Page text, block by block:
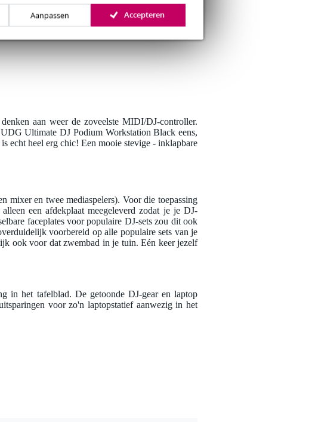
Aanpassen Accepteren
aan weer de zoveelste MIDI/DJ-controller.
Ultimate DJ Podium Workstation Black eens,
echt heel erg chic! Een mooie stevige - inklapbare
mixer en twee mediaspelers). Voor die toepassing
een afdekplaat meegeleverd zodat je je DJ-
faceplates voor populaire DJ-sets zou dit ook
voorbereid op alle populaire sets van je
ook voor dat zwembad in je tuin. Eén keer jezelf
in het tafelblad. De getoonde DJ-gear en laptop
voor zo'n laptopstatief aanwezig in het